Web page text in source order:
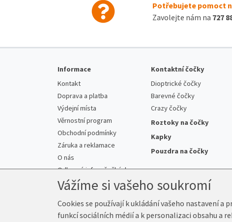
Potřebujete pomoct
Zavolejte nám na 727
Informace
Kontakt
Doprava a platba
Výdejní místa
Věrnostní program
Obchodní podmínky
Záruka a reklamace
O nás
Odborné info o čočkách
Kontaktní čočky
Dioptrické čočky
Barevné čočky
Crazy čočky
Roztoky na čočky
Kapky
Pouzdra na čočky
© 2026 Prima-Čočky.cz
Vážíme si vašeho soukromí
Cookies se používají k ukládání vašeho nastavení
funkcí sociálních médií a k personalizaci obsahu a